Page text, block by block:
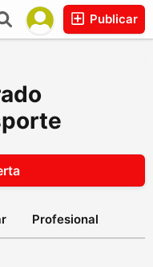
Publicar
Profesional